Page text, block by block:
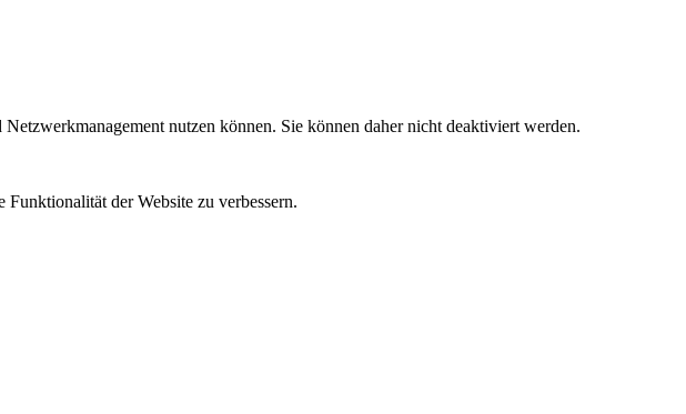
nutzen können. Sie können daher nicht deaktiviert werden.
der Website zu verbessern.